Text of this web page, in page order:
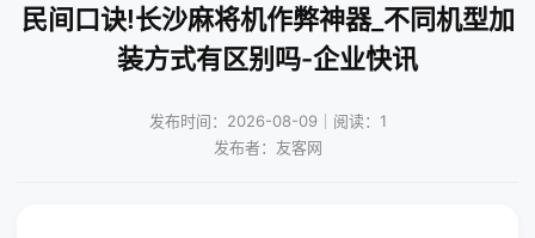
民间口诀!长沙麻将机作弊神器_不同机型加
装方式有区别吗-企业快讯
发布时间：2026-08-09｜阅读：1
发布者：友客网